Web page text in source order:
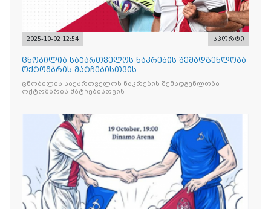
2025-10-02 12:54 სპორტი
ცნობილია საქართველოს ნაკრების შემადგენლობა
ოქტომბრის მატჩებისთვის
ცნობილია საქართველოს ნაკრების შემადგენლობა
ოქტომბრის მატჩებისთვის